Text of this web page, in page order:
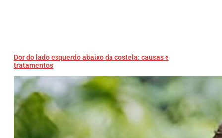
Dor do lado esquerdo abaixo da costela: causas e
tratamentos